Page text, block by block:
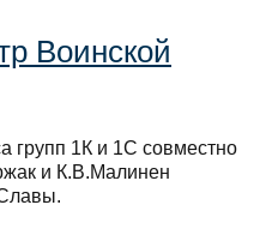
Воинской
групп 1К и 1С совместно
и К.В.Малинен